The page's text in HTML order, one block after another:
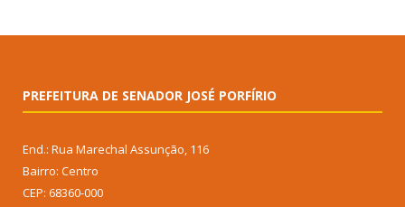
PREFEITURA DE SENADOR JOSÉ PORFÍRIO
End.: Rua Marechal Assunção, 116
Bairro: Centro
CEP: 68360-000